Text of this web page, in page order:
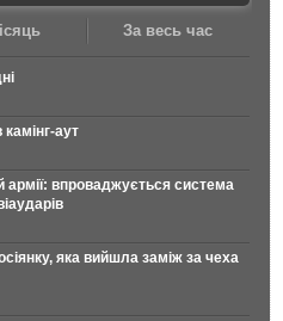
За весь час
аут
армії: впроваджується система
яка вийшла заміж за чеха